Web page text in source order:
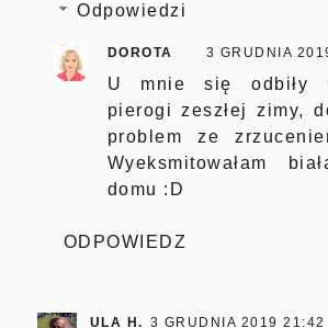
Odpowiedzi
DOROTA 3 GRUDNIA
U mnie się odbiły
pierogi zeszłej zimy,
problem ze
Wyeksmitowałam
domu :D
ODPOWIEDZ
ULA H. 3 GRUDNIA 2019 21:42